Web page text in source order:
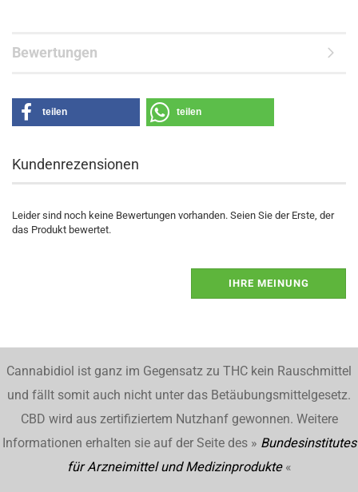
Bewertungen
teilen teilen
Kundenrezensionen
Leider sind noch keine Bewertungen vorhanden. Seien Sie der Erste, der
das Produkt bewertet.
IHRE MEINUNG
Cannabidiol ist ganz im Gegensatz zu THC kein Rauschmittel
und fällt somit auch nicht unter das Betäubungsmittelgesetz.
CBD wird aus zertifiziertem Nutzhanf gewonnen. Weitere
Informationen erhalten sie auf der Seite des » Bundesinstitutes
für Arzneimittel und Medizinprodukte«